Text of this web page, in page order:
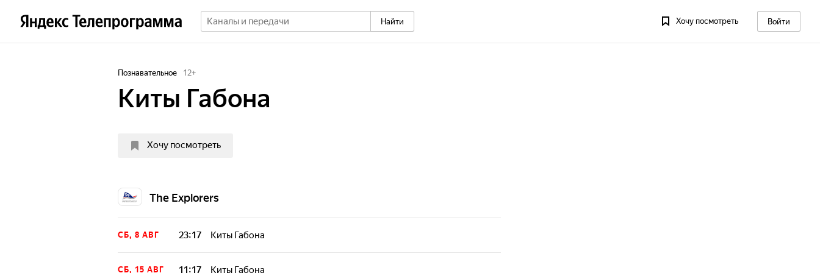
Найти Хочу посмотреть Войти
Познавательное 12+
Киты Габона
Хочу посмотреть
The Explorers
СБ, 8 АВГ 23:17 Киты Габона
СБ, 15 АВГ 11:17 Киты Габона